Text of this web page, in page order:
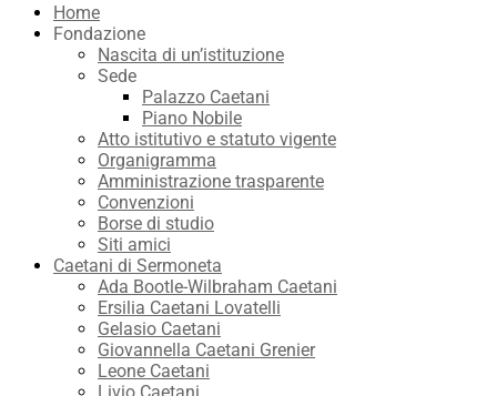
Skip
Home
Fondazione
Nascita di un’istituzione
Sede
Palazzo Caetani
Piano Nobile
Atto istitutivo e statuto vigente
Organigramma
Amministrazione trasparente
Convenzioni
Borse di studio
Siti amici
Caetani di Sermoneta
Ada Bootle-Wilbraham Caetani
Ersilia Caetani Lovatelli
Gelasio Caetani
Giovannella Caetani Grenier
Leone Caetani